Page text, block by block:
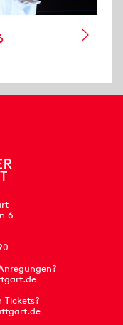
6
Tickets?